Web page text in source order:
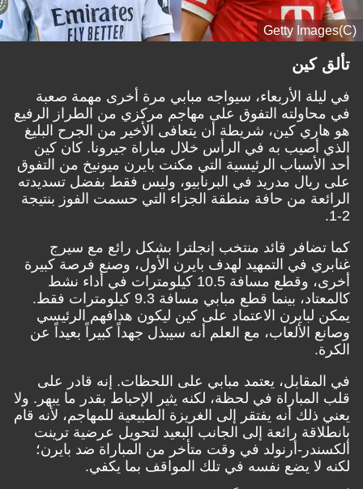
(C)Getty Images
تألق كين
في ليلة الأربعاء، سيواجه مبابي مرة أخرى مهمة صعبة
في محاولته التفوق على مهاجم مركزي من الطراز الرفيع
هو هاري كين، شريطة أن يتعافى الأخير من الجرح البليغ
الذي أصيب به في الرأس خلال مباراة جيرونا. كان كين
أحد الأسباب الرئيسية التي مكنت بايرن ميونيخ من التفوق
على ريال مدريد في البرنابيو، وليس فقط بفضل تسديدته
الرائعة من حافة منطقة الجزاء التي حسمت الفوز بنتيجة
2-1.
كما تضافر قائد منتخب إنجلترا بشكل رائع مع سيرج
غنابري في التمهيد لهدف بايرن الأول، وصنع فرصة كبيرة
أخرى، وقطع مسافة 10.5 كيلومترات في أداء نشط
كالمعتاد، بينما قطع مبابي مسافة 9.3 كيلومترات فقط.
يمكن لبايرن الاعتماد على كين ليكون هدافهم الرئيسي
وصانع الألعاب، مع العلم أنه سيبذل جهداً كبيراً بعيداً عن
الكرة.
في المقابل، يعتمد مبابي على اللحظات. إنه قادر على
قلب المباراة في لحظة، لكنه يثير الإحباط بقدر ما يبهر. ولا
يعني ذلك أنه يفتقر إلى الغريزة الطبيعية للمهاجم، لأنه قام
بانطلاقة رائعة إلى الجانب البعيد لتحويل عرضية ترينت
ألكسندر-أرنولد في وقت متأخر من المباراة ضد بايرن؛
لكنه لا يضع نفسه في تلك المواقف بما يكفي.